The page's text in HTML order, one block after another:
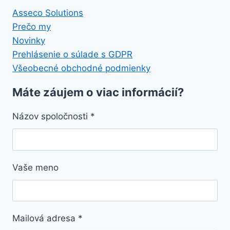
Asseco Solutions
Prečo my
Novinky
Prehlásenie o súlade s GDPR
Všeobecné obchodné podmienky
Máte záujem o viac informácií?
Názov spoločnosti *
Vaše meno
Mailová adresa *